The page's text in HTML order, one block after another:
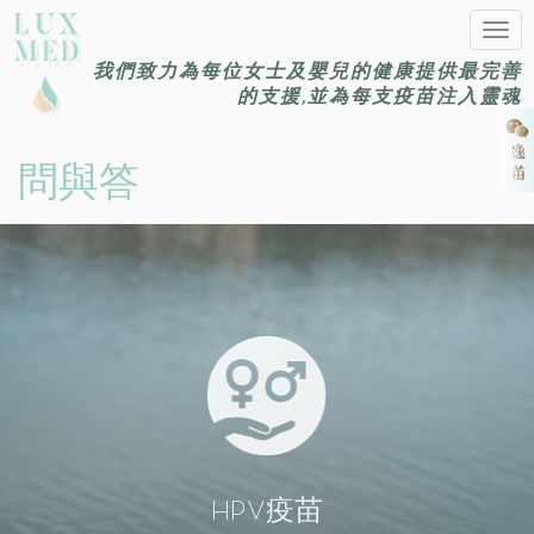
我們致力為每位女士及嬰兒的健康提供最完善
的支援,並為每支疫苗注入靈魂
問與答
HPV疫苗